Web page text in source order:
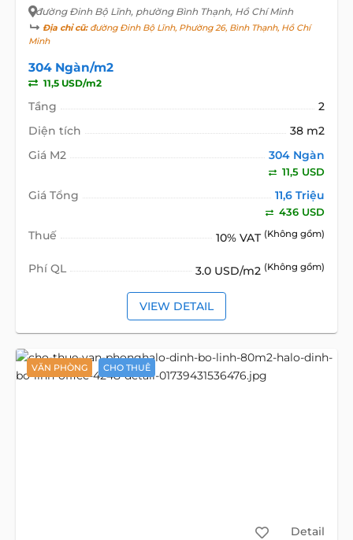
đường Đinh Bộ Lĩnh, phường Bình Thạnh, Hồ Chí Minh
Địa chỉ cũ:đường Đinh Bộ Lĩnh, Phường 26, Bình Thạnh, Hồ Chí
Minh
304 Ngàn/m2
11,5 USD/m2
Tầng
2
Diện tích
38 m2
Giá M2
304 Ngàn
11,5 USD
Giá Tổng 11,6 Triệu
436 USD
Thuế 10% VAT (Không gồm)
Phí QL 3.0 USD/m2 (Không gồm)
VIEW DETAIL
VĂN PHÒNG CHO THUÊ
Detail